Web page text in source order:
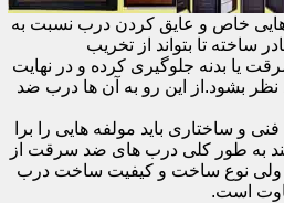
خاص و عایق کردن درب نسبت به
ساخته تا بتواند از تخریب
یا بدنه جلوگیری کرده و در نهایت
نظر بشود.از این رو به آن ها درب ضد
ساختاری باید مولفه هایی را برا
به طور کلی درب های ضد سرقت از
ولی نوع ساخت و کیفیت ساخت درب
است.